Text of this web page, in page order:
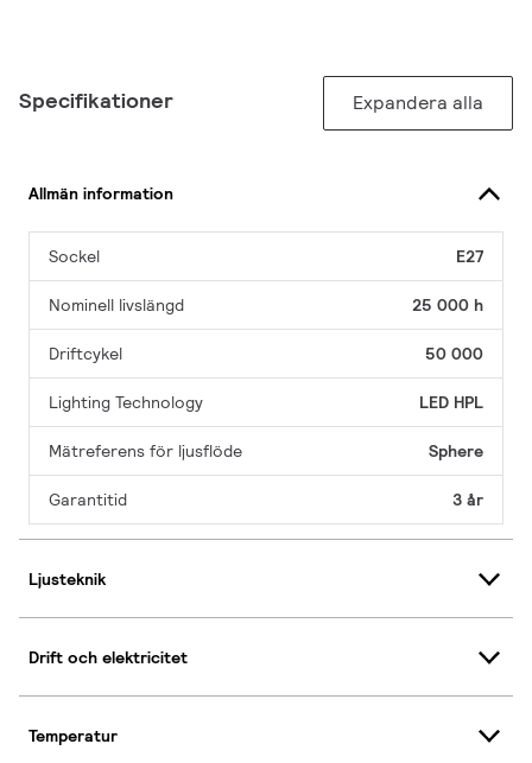
Specifikationer Expandera alla
Allmän information
Sockel E27
Nominell livslängd 25 000 h
Driftcykel 50 000
Lighting Technology LED HPL
Mätreferens för ljusflöde Sphere
Garantitid 3 år
Ljusteknik
Drift och elektricitet
Temperatur